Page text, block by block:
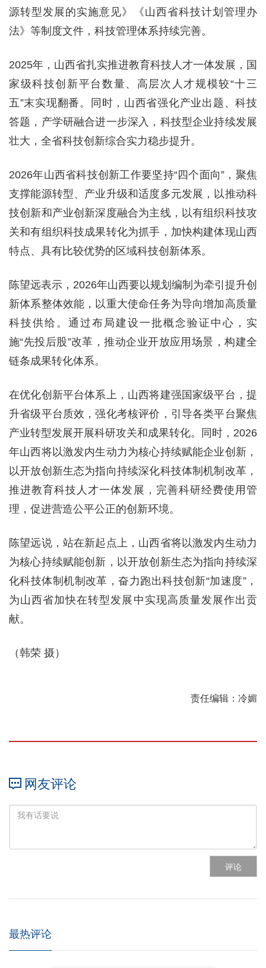
源转型发展的实施意见》《山西省科技计划管理办
法》等制度文件，科技管理体系持续完善。
2025年，山西省扎实推进教育科技人才一体发展，国
家级科技创新平台数量、高层次人才规模较“十三
五”末实现翻番。同时，山西省强化产业出题、科技
答题，产学研融合进一步深入，科技型企业持续发展
壮大，全省科技创新综合实力稳步提升。
2026年山西省科技创新工作要坚持“四个面向”，聚焦
支撑能源转型、产业升级和适度多元发展，以推动科
技创新和产业创新深度融合为主线，以有组织科技攻
关和有组织科技成果转化为抓手，加快构建体现山西
特点、具有比较优势的区域科技创新体系。
陈望远表示，2026年山西要以规划编制为牵引提升创
新体系整体效能，以重大使命任务为导向增加高质量
科技供给。通过布局建设一批概念验证中心，实
施“先投后股”改革，推动企业开放应用场景，构建全
链条成果转化体系。
在优化创新平台体系上，山西将建强国家级平台，提
升省级平台质效，强化考核评价，引导各类平台聚焦
产业转型发展开展科研攻关和成果转化。同时，2026
年山西将以激发内生动力为核心持续赋能企业创新，
以开放创新生态为指向持续深化科技体制机制改革，
推进教育科技人才一体发展，完善科研经费使用管
理，促进营造公平公正的创新环境。
陈望远说，站在新起点上，山西省将以激发内生动力
为核心持续赋能创新，以开放创新生态为指向持续深
化科技体制机制改革，奋力跑出科技创新“加速度”，
为山西省加快在转型发展中实现高质量发展作出贡
献。
（韩荣 摄）
责任编辑：冷媚
网友评论
评论
最热评论